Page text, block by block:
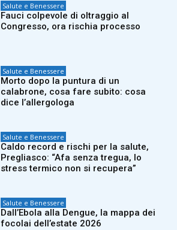
Salute e Benessere
Fauci colpevole di oltraggio al
Congresso, ora rischia processo
Salute e Benessere
Morto dopo la puntura di un
calabrone, cosa fare subito: cosa
dice l’allergologa
Salute e Benessere
Caldo record e rischi per la salute,
Pregliasco: “Afa senza tregua, lo
stress termico non si recupera”
Salute e Benessere
Dall’Ebola alla Dengue, la mappa dei
focolai dell’estate 2026